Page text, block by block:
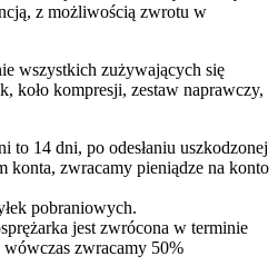
z możliwością zwrotu w
wszystkich zużywających się
koło kompresji, zestaw naprawczy,
to 14 dni, po odesłaniu uszkodzonej
konta, zwracamy pieniądze na konto
pobraniowych.
jest zwrócona w terminie
zwracamy 50%